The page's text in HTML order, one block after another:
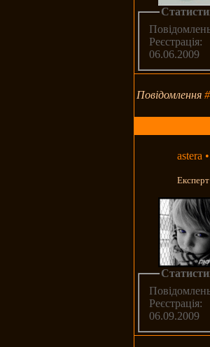
Реєстрація:
06.06.2009
Повідомлення
astera •
Експерт
Реєстрація:
06.09.2009